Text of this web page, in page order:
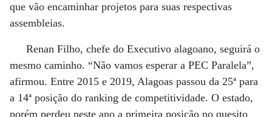
que vão encaminhar projetos para suas respectivas
assembleias.
Renan Filho, chefe do Executivo alagoano, seguirá o
mesmo caminho. “Não vamos esperar a PEC Paralela”,
afirmou. Entre 2015 e 2019, Alagoas passou da 25ª para
a 14ª posição do ranking de competitividade. O estado,
porém perdeu neste ano a primeira posição no quesito